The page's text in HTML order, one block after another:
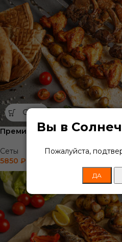
Премиум Сет
Сеты
5850 ₽
Вы в
Пожалуйста,
ДА